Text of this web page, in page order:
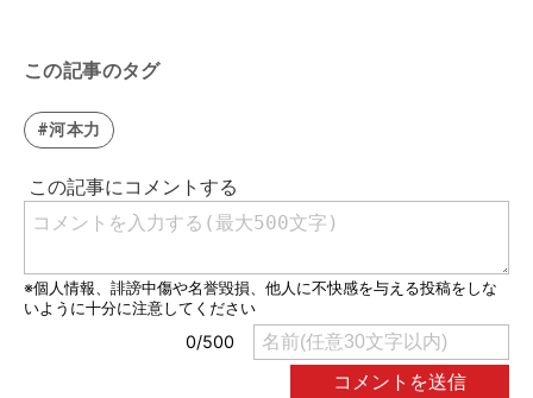
この記事のタグ
#河本力